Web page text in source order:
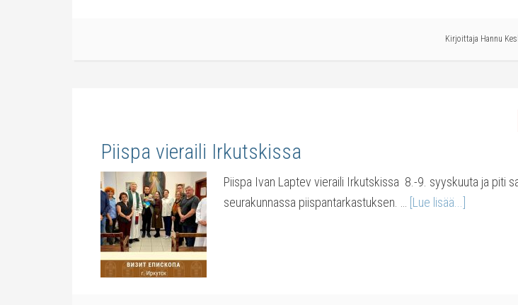
Kirjoittaja Hannu
Piispa vieraili Irkutskissa
Piispa Ivan Laptev vieraili Irkutskissa 8.-9. syyskuuta ja piti
seurakunnassa piispantarkastuksen. …
[Lue lisää...]